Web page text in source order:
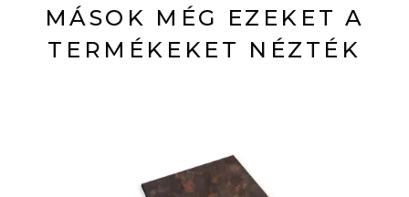
MÁSOK MÉG EZEKET A
TERMÉKEKET NÉZTÉK